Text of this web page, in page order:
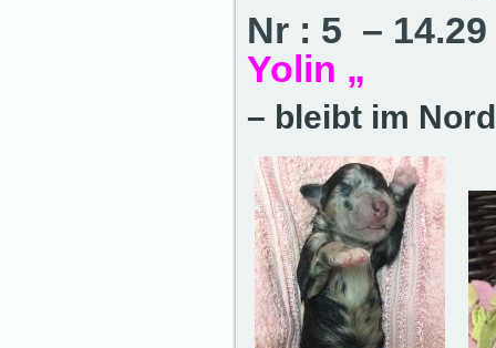
Nr : 5 –
Yolin „
– bleibt im